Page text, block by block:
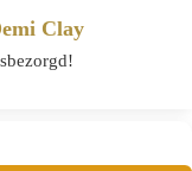
Clay